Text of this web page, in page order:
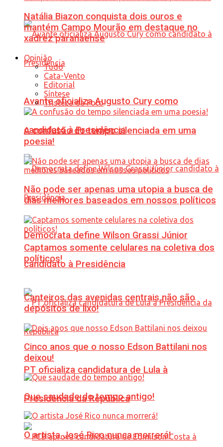
Avante oficializa Augusto Cury como
candidato à Presidência
Democrata define Wilson Grassi Júnior
candidato à Presidência
PT oficializa candidatura de Lula à
Presidência da República
Natália Biazon conquista dois ouros e
mantém Campo Mourão em destaque no
xadrez paranaense
Opinião
Tudo
Cata-Vento
Editorial
Síntese
Tristeza da Foto
A confusão do tempo silenciada em uma
poesia!
Não pode ser apenas uma utopia a busca de
dias melhores baseados em nossos políticos
Captamos somente celulares na coletiva dos
políticos!
Canteiros das avenidas centrais não são
depósitos de lixo!
Cinco anos que o nosso Edson Battilani nos
deixou!
Que saudade do tempo antigo!
O artista José Rico nunca morrerá!